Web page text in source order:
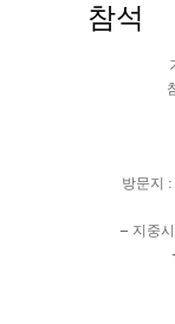
참석
방문지
– 지중